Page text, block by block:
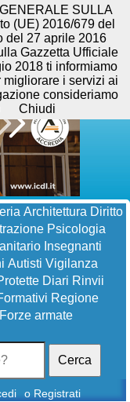
Architettura Diritto
Psicologia
Insegnanti
Autisti Vigilanza
Diari Rinvii
Regione
Forze armate
Cerca
o Registrati
SULLA
(UE) 2016/679 del
del 27 aprile 2016
Gazzetta Ufficiale
2018 ti informiamo
i servizi ai
consideriamo
Chiudi